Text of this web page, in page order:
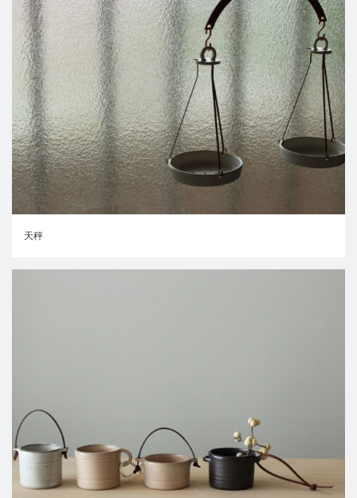
天秤